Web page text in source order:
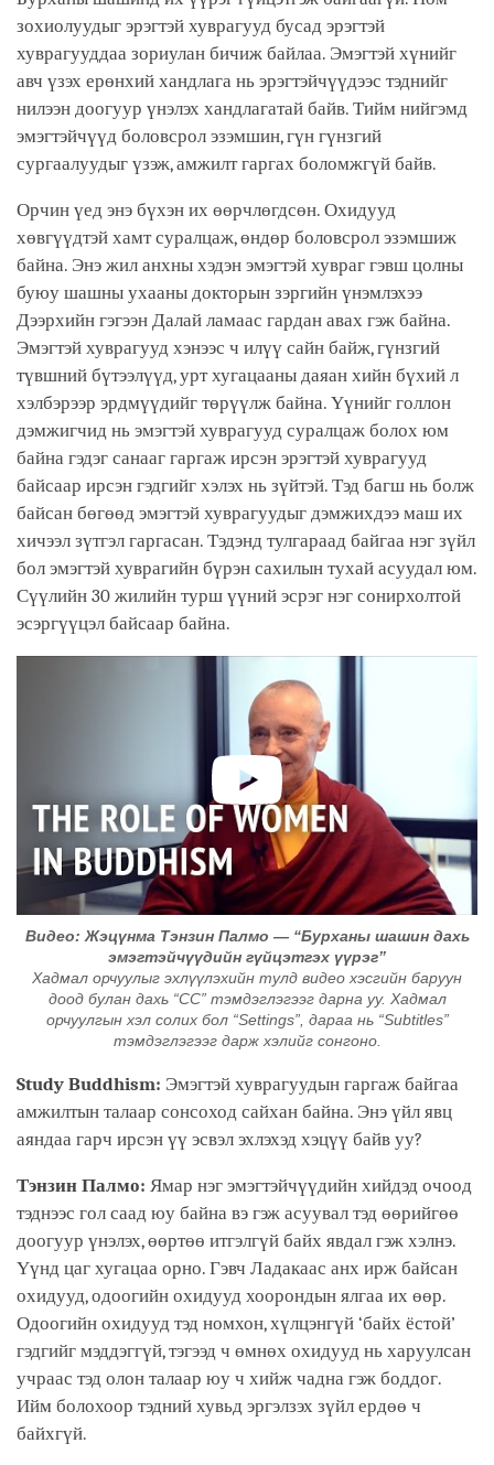
зохиолуудыг эрэгтэй хуврагууд бусад эрэгтэй
хуврагууддаа зориулан бичиж байлаа. Эмэгтэй хүнийг
авч үзэх ерөнхий хандлага нь эрэгтэйчүүдээс тэднийг
нилээн доогуур үнэлэх хандлагатай байв. Тийм нийгэмд
эмэгтэйчүүд боловсрол эзэмшин, гүн гүнзгий
сургаалуудыг үзэж, амжилт гаргах боломжгүй байв.
Орчин үед энэ бүхэн их өөрчлөгдсөн. Охидууд
хөвгүүдтэй хамт суралцаж, өндөр боловсрол эзэмшиж
байна. Энэ жил анхны хэдэн эмэгтэй хувраг гэвш цолны
буюу шашны ухааны докторын зэргийн үнэмлэхээ
Дээрхийн гэгээн Далай ламаас гардан авах гэж байна.
Эмэгтэй хуврагууд хэнээс ч илүү сайн байж, гүнзгий
түвшний бүтээлүүд, урт хугацааны даяан хийн бүхий л
хэлбэрээр эрдмүүдийг төрүүлж байна. Үүнийг голлон
дэмжигчид нь эмэгтэй хуврагууд суралцаж болох юм
байна гэдэг санааг гаргаж ирсэн эрэгтэй хуврагууд
байсаар ирсэн гэдгийг хэлэх нь зүйтэй. Тэд багш нь болж
байсан бөгөөд эмэгтэй хуврагуудыг дэмжихдээ маш их
хичээл зүтгэл гаргасан. Тэдэнд тулгараад байгаа нэг зүйл
бол эмэгтэй хуврагийн бүрэн сахилын тухай асуудал юм.
Сүүлийн 30 жилийн турш үүний эсрэг нэг сонирхолтой
эсэргүүцэл байсаар байна.
Видео: Жэцүнма Тэнзин Палмо — “Бурханы шашин дахь
эмэгтэйчүүдийн гүйцэтгэх үүрэг”
Хадмал орчуулыг эхлүүлэхийн тулд видео хэсгийн баруун
доод булан дахь “CC” тэмдэглэгээг дарна уу. Хадмал
орчуулгын хэл солих бол “Settings”, дараа нь “Subtitles”
тэмдэглэгээг дарж хэлийг сонгоно.
Study Buddhism: Эмэгтэй хуврагуудын гаргаж байгаа
амжилтын талаар сонсоход сайхан байна. Энэ үйл явц
аяндаа гарч ирсэн үү эсвэл эхлэхэд хэцүү байв уу?
Тэнзин Палмо: Ямар нэг эмэгтэйчүүдийн хийдэд очоод
тэднээс гол саад юу байна вэ гэж асуувал тэд өөрийгөө
доогуур үнэлэх, өөртөө итгэлгүй байх явдал гэж хэлнэ.
Үүнд цаг хугацаа орно. Гэвч Ладакаас анх ирж байсан
охидууд, одоогийн охидууд хоорондын ялгаа их өөр.
Одоогийн охидууд тэд номхон, хүлцэнгүй ‘байх ёстой’
гэдгийг мэддэггүй, тэгээд ч өмнөх охидууд нь харуулсан
учраас тэд олон талаар юу ч хийж чадна гэж боддог.
Ийм болохоор тэдний хувьд эргэлзэх зүйл ердөө ч
байхгүй.